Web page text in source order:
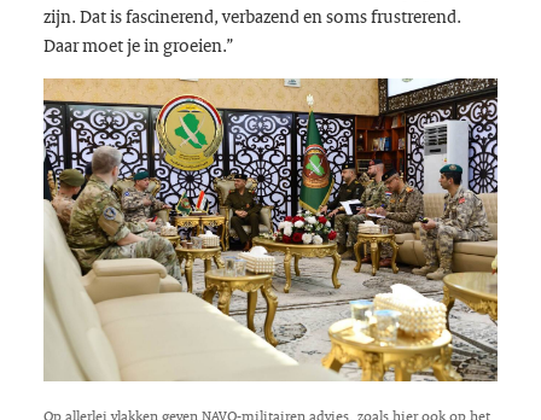
zijn. Dat is fascinerend, verbazend en soms frustrerend.
Daar moet je in groeien.”